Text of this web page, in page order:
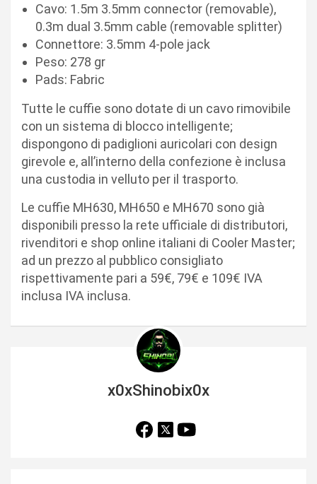
Cavo: 1.5m 3.5mm connector (removable),
0.3m dual 3.5mm cable (removable splitter)
Connettore: 3.5mm 4-pole jack
Peso: 278 gr
Pads: Fabric
Tutte le cuffie sono dotate di un cavo rimovibile
con un sistema di blocco intelligente;
dispongono di padiglioni auricolari con design
girevole e, all’interno della confezione è inclusa
una custodia in velluto per il trasporto.
Le cuffie MH630, MH650 e MH670 sono già
disponibili presso la rete ufficiale di distributori,
rivenditori e shop online italiani di Cooler Master;
ad un prezzo al pubblico consigliato
rispettivamente pari a 59€, 79€ e 109€ IVA
inclusa IVA inclusa.
x0xShinobix0x